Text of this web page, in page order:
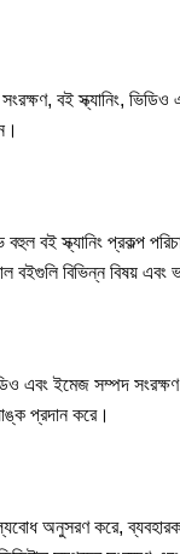
সংরক্ষণ, বই স্ক্যানিং,
বহুল বই স্ক্যানিং প্রকল্প
বিভিন্ন বিষয় এবং
এবং ইমেজ সম্পদ সংরক্ষণ
প্রদান করে।
অনুসরণ করে,